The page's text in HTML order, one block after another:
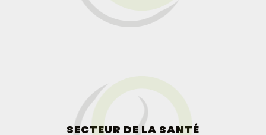
SECTEUR DE LA SANTÉ